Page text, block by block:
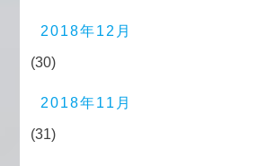
2018年12月
(30)
2018年11月
(31)